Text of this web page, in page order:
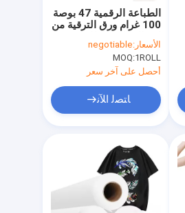
الطباعة الرقمية 47 بوصة
100 غرام ورق الترقية من
لفة إلى لفة للطابعة
الترقية ذات الشكل الكبير
الأسعار:negotiable
MOQ:1ROLL
أحصل على آخر سعر
ﺎﺘﺼﻟ ﺍﻶﻧ